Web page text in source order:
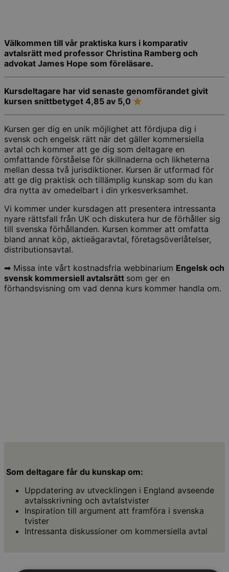
Välkommen till vår praktiska kurs i komparativ
avtalsrätt med professor Christina Ramberg och
advokat James Hope som föreläsare.
Kursdeltagare har vid senaste genomförandet givit
kursen snittbetyget 4,85 av 5,0
Kursen ger dig en unik möjlighet att fördjupa dig i
svensk och engelsk rätt när det gäller kommersiella
avtal och kommer att ge dig som deltagare en
omfattande förståelse för skillnaderna och likheterna
mellan dessa två jurisdiktioner. Kursen är utformad för
att ge dig praktisk och tillämplig kunskap som du kan
dra nytta av omedelbart i din yrkesverksamhet.
Vi kommer under kursdagen att presentera intressanta
nyare rättsfall från UK och diskutera hur de förhåller sig
till svenska förhållanden. Kursen kommer att omfatta
bland annat köp, aktieägaravtal, företagsöverlåtelser,
distributionsavtal.
➡ Missa inte vårt kostnadsfria webbinarium Engelsk och
svensk kommersiell avtalsrätt som ger en
förhandsvisning om vad denna kurs kommer handla om.
Som deltagare får du kunskap om:
Uppdatering av utvecklingen i England avseende
avtalsskrivning och avtalstvister
Inspiration till argument att framföra i svenska
tvister
Intressanta diskussioner om kommersiella avtal